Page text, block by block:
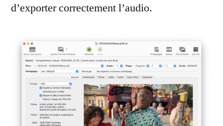
d’exporter correctement l’audio.